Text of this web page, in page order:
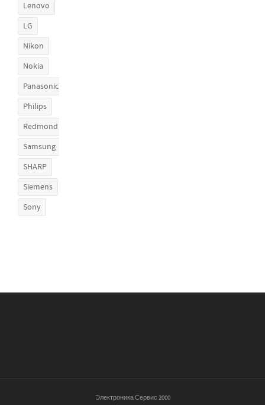
Lenovo
LG
Nikon
Nokia
Panasonic
Philips
Redmond
Samsung
SHARP
Siemens
Sony
Электроника Сервис 2000